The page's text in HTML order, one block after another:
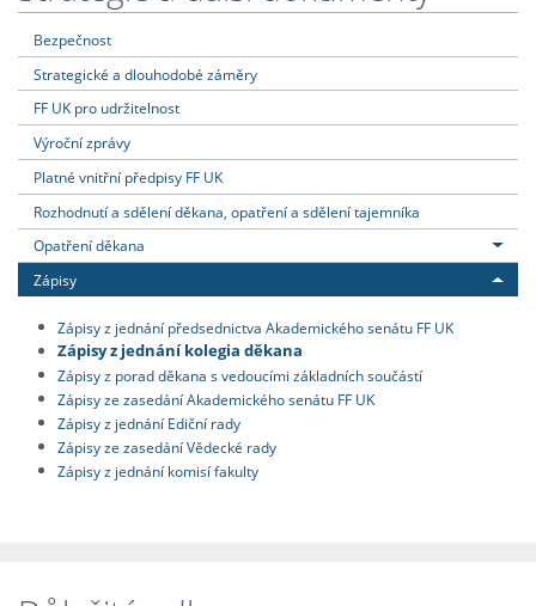
Bezpečnost
Strategické a dlouhodobé záměry
FF UK pro udržitelnost
Výroční zprávy
Platné vnitřní předpisy FF UK
Rozhodnutí a sdělení děkana, opatření a sdělení tajemníka
Opatření děkana
Zápisy
Zápisy z jednání předsednictva Akademického senátu FF UK
Zápisy z jednání kolegia děkana
Zápisy z porad děkana s vedoucími základních součástí
Zápisy ze zasedání Akademického senátu FF UK
Zápisy z jednání Ediční rady
Zápisy ze zasedání Vědecké rady
Zápisy z jednání komisí fakulty